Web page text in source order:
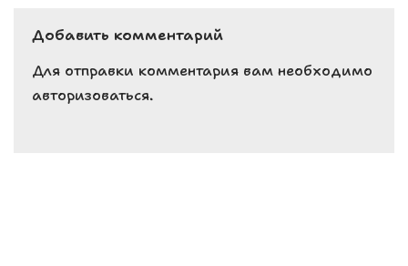
e
b
o
o
A
p
p
r
a
m
Добавить комментарий
Для отправки комментария вам необходимо
авторизоваться.